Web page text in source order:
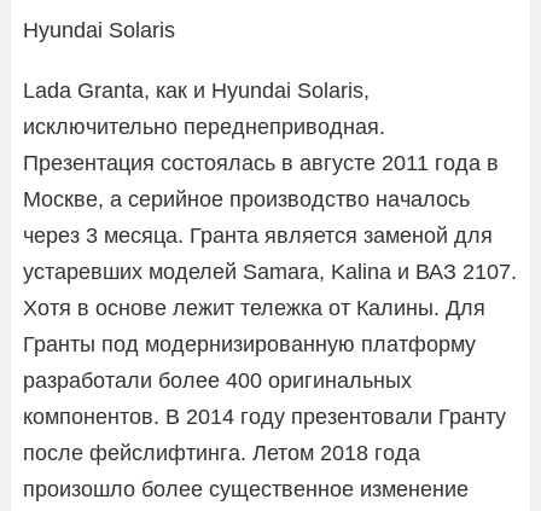
Hyundai Solaris
Lada Granta, как и Hyundai Solaris,
исключительно переднеприводная.
Презентация состоялась в августе 2011 года в
Москве, а серийное производство началось
через 3 месяца. Гранта является заменой для
устаревших моделей Samara, Kalina и ВАЗ 2107.
Хотя в основе лежит тележка от Калины. Для
Гранты под модернизированную платформу
разработали более 400 оригинальных
компонентов. В 2014 году презентовали Гранту
после фейслифтинга. Летом 2018 года
произошло более существенное изменение